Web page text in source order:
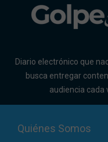
Diario electrónico que
busca entregar
audiencia cada
Quiénes Somos